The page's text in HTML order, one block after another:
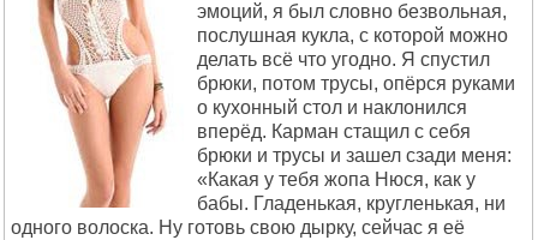
эмоций, я был словно безвольная,
послушная кукла, с которой можно
делать всё что угодно. Я спустил
брюки, потом трусы, опёрся руками
о кухонный стол и наклонился
вперёд. Карман стащил с себя
брюки и трусы и зашел сзади меня:
«Какая у тебя жопа Нюся, как у
бабы. Гладенькая, кругленькая, ни
одного волоска. Ну готовь свою дырку, сейчас я её